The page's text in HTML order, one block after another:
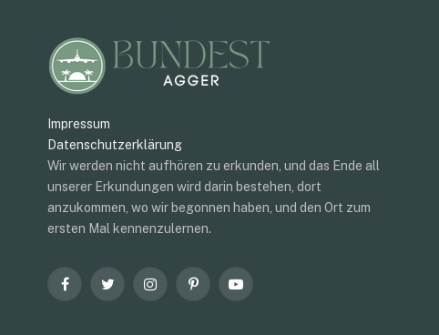
Impressum
Datenschutzerklärung
Wir werden nicht aufhören zu erkunden, und das Ende all
unserer Erkundungen wird darin bestehen, dort
anzukommen, wo wir begonnen haben, und den Ort zum
ersten Mal kennenzulernen.
FacebookTwitterInstagramPinterestYouTube